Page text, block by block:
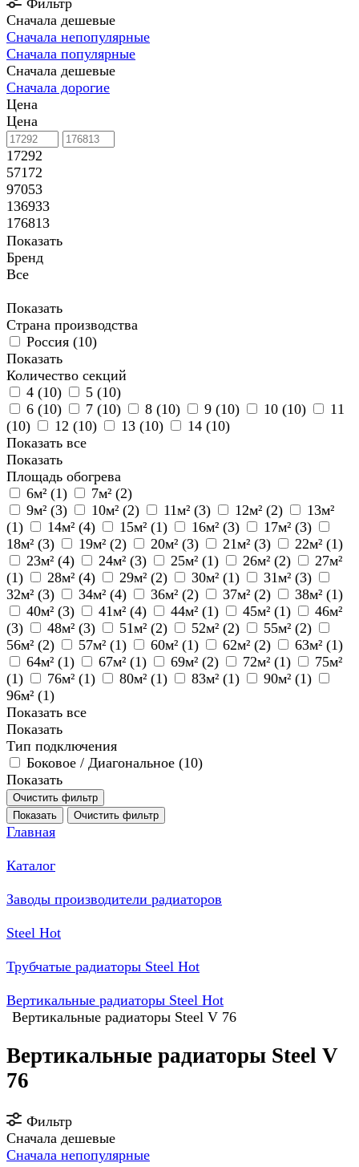
Фильтр
Сначала дешевые
Сначала непопулярные
Сначала популярные
Сначала дешевые
Сначала дорогие
Цена
Цена
17292
57172
97053
136933
176813
Показать
Бренд
Все
Показать
Страна производства
Россия (10)
Показать
Количество секций
4 (10) 5 (10)
6 (10) 7 (10) 8 (10) 9 (10) 10 (10)
11
(10) 12 (10) 13 (10) 14 (10)
Показать все
Показать
Площадь обогрева
6м² (1) 7м² (2)
9м² (3) 10м² (2) 11м² (3) 12м² (2)
13м²
(1) 14м² (4) 15м² (1) 16м² (3) 17м² (3)
18м² (3) 19м² (2) 20м² (3) 21м² (3) 22м² (1)
23м² (4) 24м² (3) 25м² (1) 26м² (2)
27м²
(1) 28м² (4) 29м² (2) 30м² (1) 31м² (3)
32м² (3) 34м² (4) 36м² (2) 37м² (2) 38м² (1)
40м² (3) 41м² (4) 44м² (1) 45м² (1)
46м²
(3) 48м² (3) 51м² (2) 52м² (2) 55м² (2)
56м² (2) 57м² (1) 60м² (1) 62м² (2) 63м² (1)
64м² (1) 67м² (1) 69м² (2) 72м² (1)
75м²
(1) 76м² (1) 80м² (1) 83м² (1) 90м² (1)
96м² (1)
Показать все
Показать
Тип подключения
Боковое / Диагональное (10)
Показать
Очистить фильтр
Показать
Очистить фильтр
Главная
Каталог
Заводы производители радиаторов
Steel Hot
Трубчатые радиаторы Steel Hot
Вертикальные радиаторы Steel Hot
Вертикальные радиаторы Steel V 76
Вертикальные радиаторы Steel V
76
Фильтр
Сначала дешевые
Сначала непопулярные